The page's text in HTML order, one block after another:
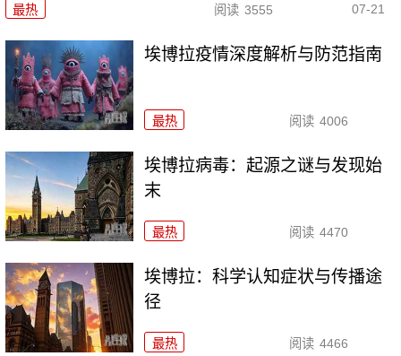
最热 阅读 3555 07-21
埃博拉疫情深度解析与防范指南
最热 阅读 4006
埃博拉病毒：起源之谜与发现始
末
最热 阅读 4470
埃博拉：科学认知症状与传播途
径
最热 阅读 4466